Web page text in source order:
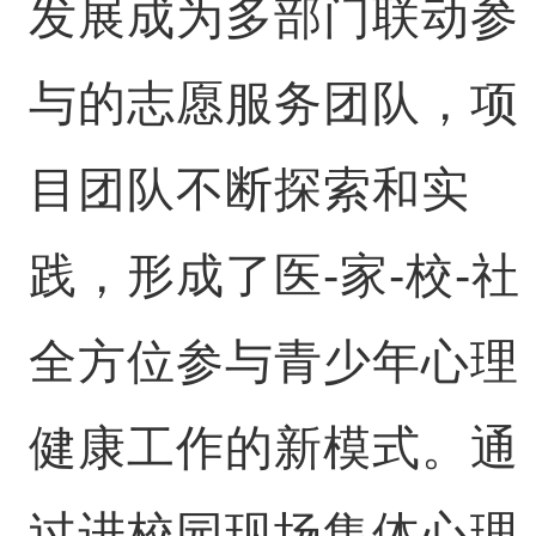
发展成为多部门联动参
与的志愿服务团队，项
目团队不断探索和实
践，形成了医-家-校-社
全方位参与青少年心理
健康工作的新模式。通